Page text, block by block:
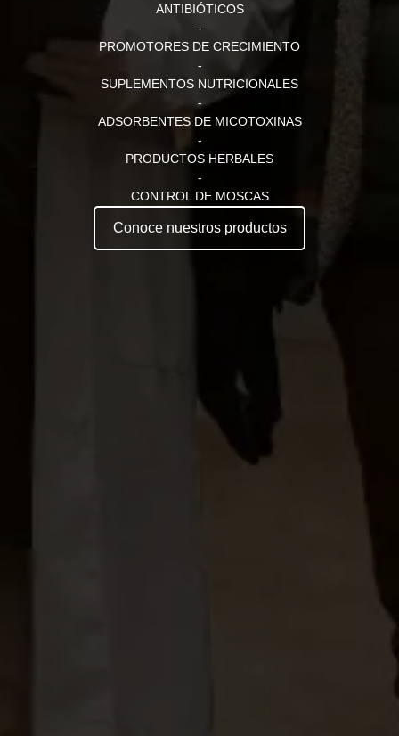
ANTIBIÓTICOS
-
PROMOTORES DE CRECIMIENTO
-
SUPLEMENTOS NUTRICIONALES
-
ADSORBENTES DE MICOTOXINAS
-
PRODUCTOS HERBALES
-
CONTROL DE MOSCAS
Conoce nuestros productos